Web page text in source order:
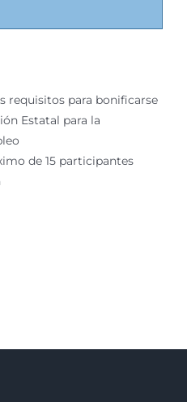
requisitos para bonificarse
Estatal para la
de 15 participantes